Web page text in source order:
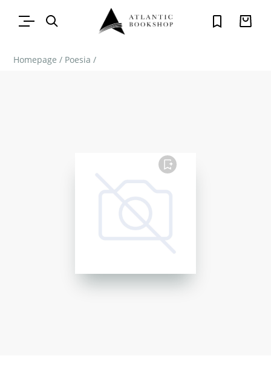
Homepage / Poesia /
FAVORITO